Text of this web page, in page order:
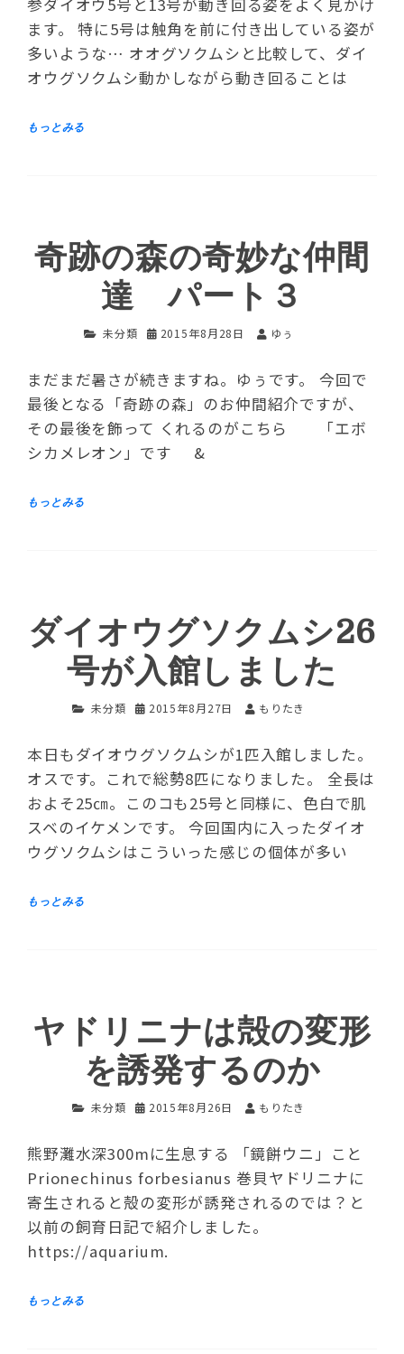
ます。 特に5号は触角を前に付き出している姿が
多いような… オオグソクムシと比較して、ダイ
オウグソクムシ動かしながら動き回ることは
奇跡の森の奇妙な仲間
達 パート３
未分類 2015年8月28日 ゆぅ
まだまだ暑さが続きますね。ゆぅです。 今回で
最後となる「奇跡の森」のお仲間紹介ですが、
その最後を飾って くれるのがこちら 「エボ
シカメレオン」です &
ダイオウグソクムシ26
号が入館しました
未分類 2015年8月27日 もりたき
本日もダイオウグソクムシが1匹入館しました。
オスです。これで総勢8匹になりました。 全長は
およそ25㎝。このコも25号と同様に、色白で肌
スベのイケメンです。 今回国内に入ったダイオ
ウグソクムシはこういった感じの個体が多い
ヤドリニナは殻の変形
を誘発するのか
未分類 2015年8月26日 もりたき
熊野灘水深300mに生息する 「鏡餅ウニ」こと
Prionechinus forbesianus 巻貝ヤドリニナに
寄生されると殻の変形が誘発されるのでは？と
以前の飼育日記で紹介しました。
https://aquarium.